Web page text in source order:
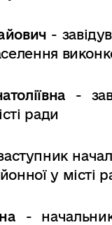
-
-
ради
у місті
-